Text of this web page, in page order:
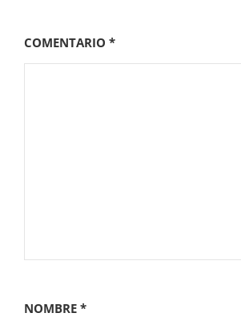
COMENTARIO *
NOMBRE *